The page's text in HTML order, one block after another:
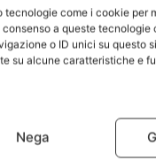
come i cookie per
a queste tecnologie
o ID unici su questo
su alcune caratteristiche e
Nega